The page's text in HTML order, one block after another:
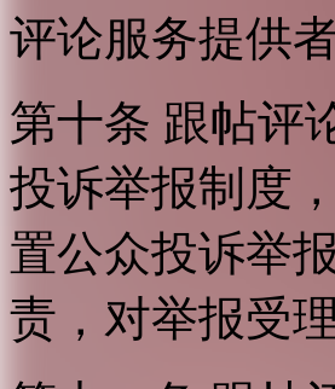
评论服务提供
第十条 跟帖评
投诉举报制度
置公众投诉举
责，对举报受